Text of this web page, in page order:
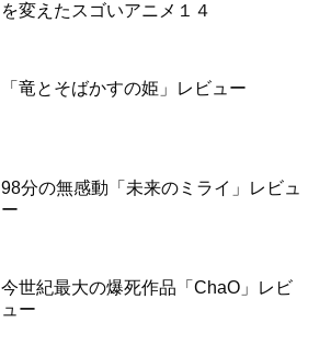
を変えたスゴいアニメ１４
「竜とそばかすの姫」レビュー
98分の無感動「未来のミライ」レビュ
ー
今世紀最大の爆死作品「ChaO」レビ
ュー